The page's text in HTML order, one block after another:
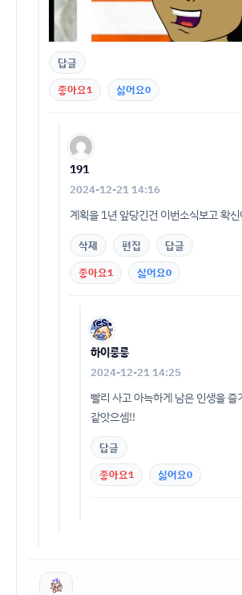
답글
좋아요1 싫어요0
191
2024-12-21 14:16
계획을 1년 앞당긴건 이번소식보고 확
삭제 편집
답글
좋아요1 싫어요0
하이룽룽
2024-12-21 14:25
빨리 사고 아늑하게 남은 인생을 즐
같앗으셈!!
답글
좋아요1 싫어요0